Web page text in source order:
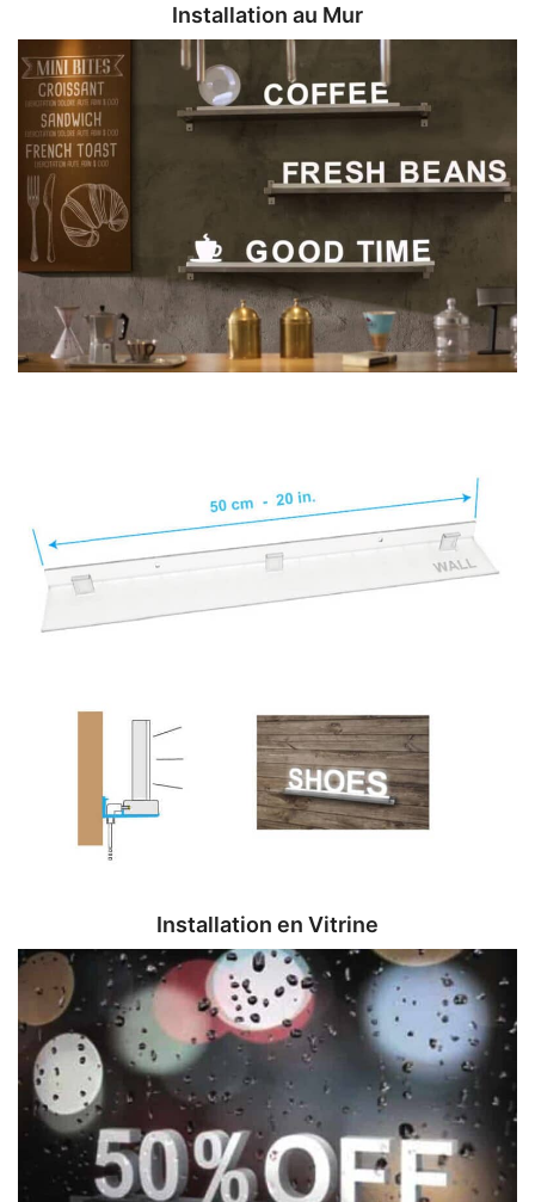
Installation au Mur
Installation en Vitrine